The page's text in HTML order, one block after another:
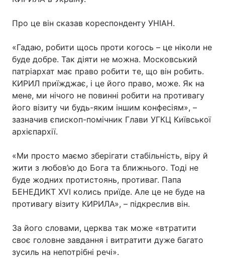
Про це він сказав кореспонденту УНІАН.
«Гадаю, робити щось проти когось – це ніколи не
буде добре. Так діяти не можна. Московський
патріархат має право робити те, що він робить.
КИРИЛ приїжджає, і це його право, може. Як на
мене, ми нічого не повинні робити на противагу
його візиту чи будь-яким іншим конфесіям», –
зазначив єпископ-помічник Глави УГКЦ Київської
архієпархії.
«Ми просто маємо зберігати стабільність, віру й
жити з любов’ю до Бога та ближнього. Тоді не
буде жодних протистоянь, противаг. Папа
БЕНЕДИКТ XVI колись приїде. Але це не буде на
противагу візиту КИРИЛА», – підкреслив він.
За його словами, церква так може «втратити
своє головне завдання і витратити дуже багато
зусиль на непотрібні речі».